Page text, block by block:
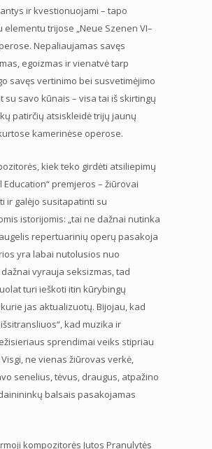
ir kvestionuojami – tapo
elementu trijose „Neue Szenen VI–
Nepaliaujamas savęs
egoizmas ir vienatvė tarp
savęs vertinimo bei susvetimėjimo
su savo kūnais – visa tai iš skirtingų
patirčių atsiskleidė trijų jaunų
kamerinėse operose.
kiek teko girdėti atsiliepimų
Education“ premjeros – žiūrovai
ir galėjo susitapatinti su
istorijomis: „tai ne dažnai nutinka
repertuarinių operų pasakoja
yra labai nutolusios nuo
vyrauja seksizmas, tad
turi ieškoti itin kūrybingų
jas aktualizuotų. Bijojau, kad
kad muzika ir
sprendimai veiks stipriau
ne vienas žiūrovas verkė,
senelius, tėvus, draugus, atpažino
balsais pasakojamas
kompozitorės Jutos Pranulytės